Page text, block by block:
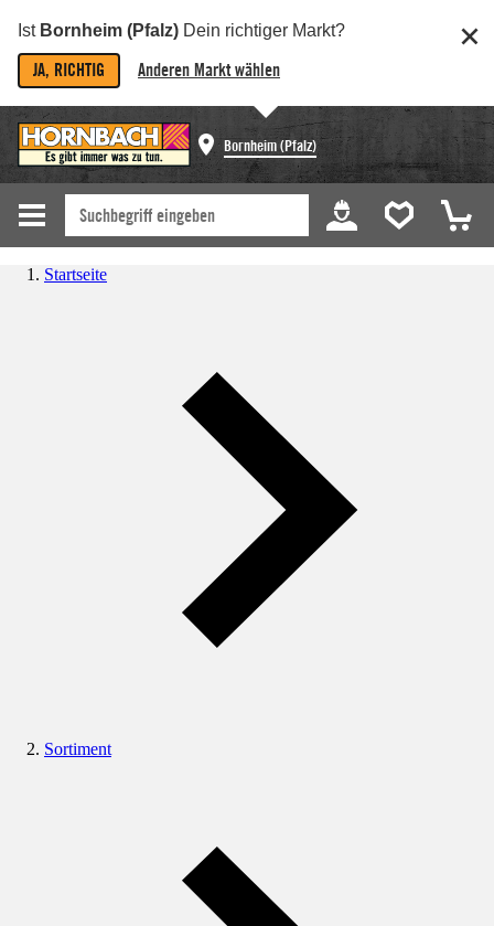
Ist Bornheim (Pfalz) Dein richtiger Markt?
JA, RICHTIG Anderen Markt wählen
Bornheim (Pfalz)
Startseite
Sortiment